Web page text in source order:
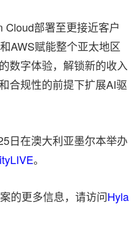
Cloud部署至更接近客户
AWS赋能整个亚太地区
数字体验，解锁新的收入
合规性的前提下扩展AI驱
日在澳大利亚墨尔本举办
。
的更多信息，请访问Hyla